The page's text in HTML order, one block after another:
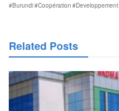
#Burundi#Coopération #Developpement
Related Posts